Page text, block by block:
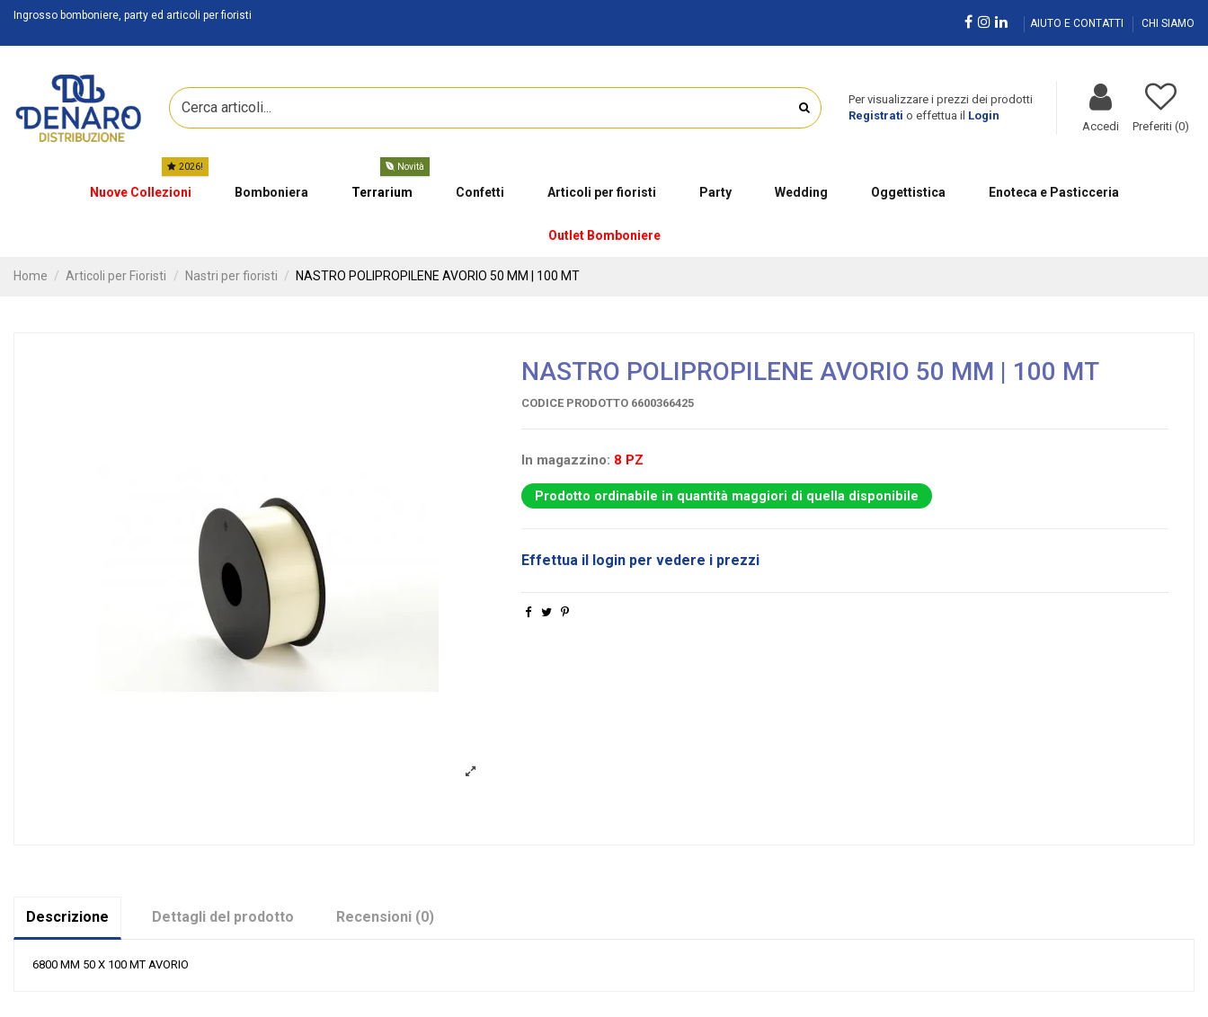
Ingrosso bomboniere, party ed articoli per fioristi
AIUTO E CONTATTI CHI SIAMO
Per visualizzare i prezzi dei prodotti
Registrati o effettua il Login
Accedi Preferiti (0)
Nuove Collezioni
2026!
Bomboniera Terrarium
Novità
Confetti Articoli per fioristi Party Wedding Oggettistica Enoteca e Pasticceria
Outlet Bomboniere
Home Articoli per Fioristi Nastri per fioristi NASTRO POLIPROPILENE AVORIO 50 MM | 100 MT
NASTRO POLIPROPILENE AVORIO 50 MM | 100 MT
CODICE PRODOTTO 6600366425
In magazzino: 8 PZ
Prodotto ordinabile in quantità maggiori di quella disponibile
Effettua il login per vedere i prezzi
Descrizione Dettagli del prodotto Recensioni (0)
6800 MM 50 X 100 MT AVORIO